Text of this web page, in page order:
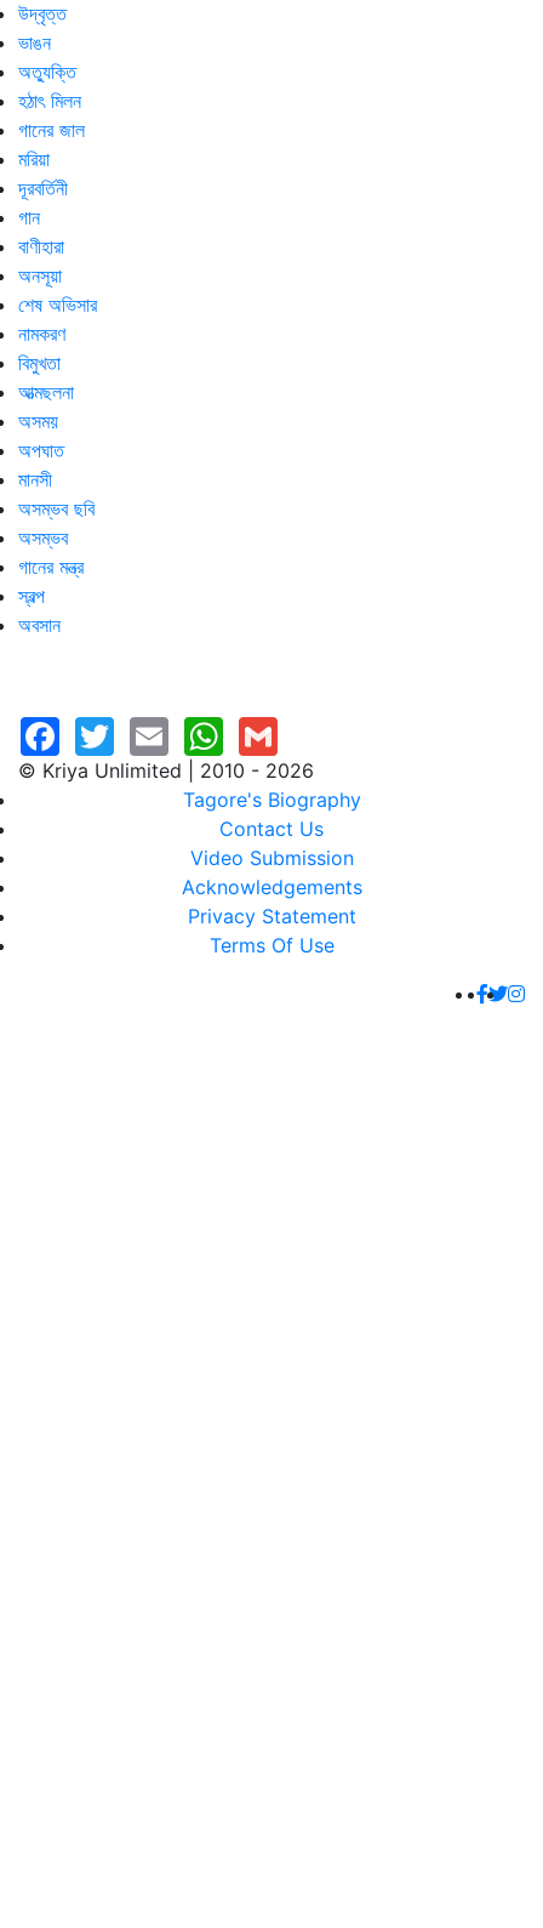
উদ্‌বৃত্ত
ভাঙন
অত্যুক্তি
হঠাৎ মিলন
গানের জাল
মরিয়া
দূরবর্তিনী
গান
বাণীহারা
অনসূয়া
শেষ অভিসার
নামকরণ
বিমুখতা
আত্মছলনা
অসময়
অপঘাত
মানসী
অসম্ভব ছবি
অসম্ভব
গানের মন্ত্র
স্বল্প
অবসান
© Kriya Unlimited | 2010 - 2026
Tagore's Biography
Contact Us
Video Submission
Acknowledgements
Privacy Statement
Terms Of Use